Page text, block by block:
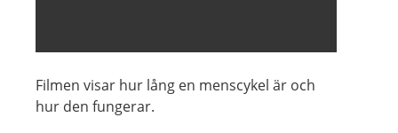
Filmen visar hur lång en menscykel är och
hur den fungerar.